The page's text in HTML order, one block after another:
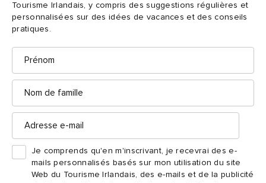
Tourisme Irlandais, y compris des suggestions régulières et
personnalisées sur des idées de vacances et des conseils
pratiques.
Prénom
Nom
Adresse
Je comprends qu'en m'inscrivant, je recevrai des e-
mails personnalisés basés sur mon utilisation du site
Web du Tourisme Irlandais, des e-mails et de la publicité